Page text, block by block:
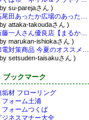
su-parejaさん )
attaka-takoudaさん )
marukan-ishiokaさん )
setsuden-taisakuさん )
ブックマーク
垢材 フローリング
フォーム土浦
フォームつくば
ジネスマナー大全